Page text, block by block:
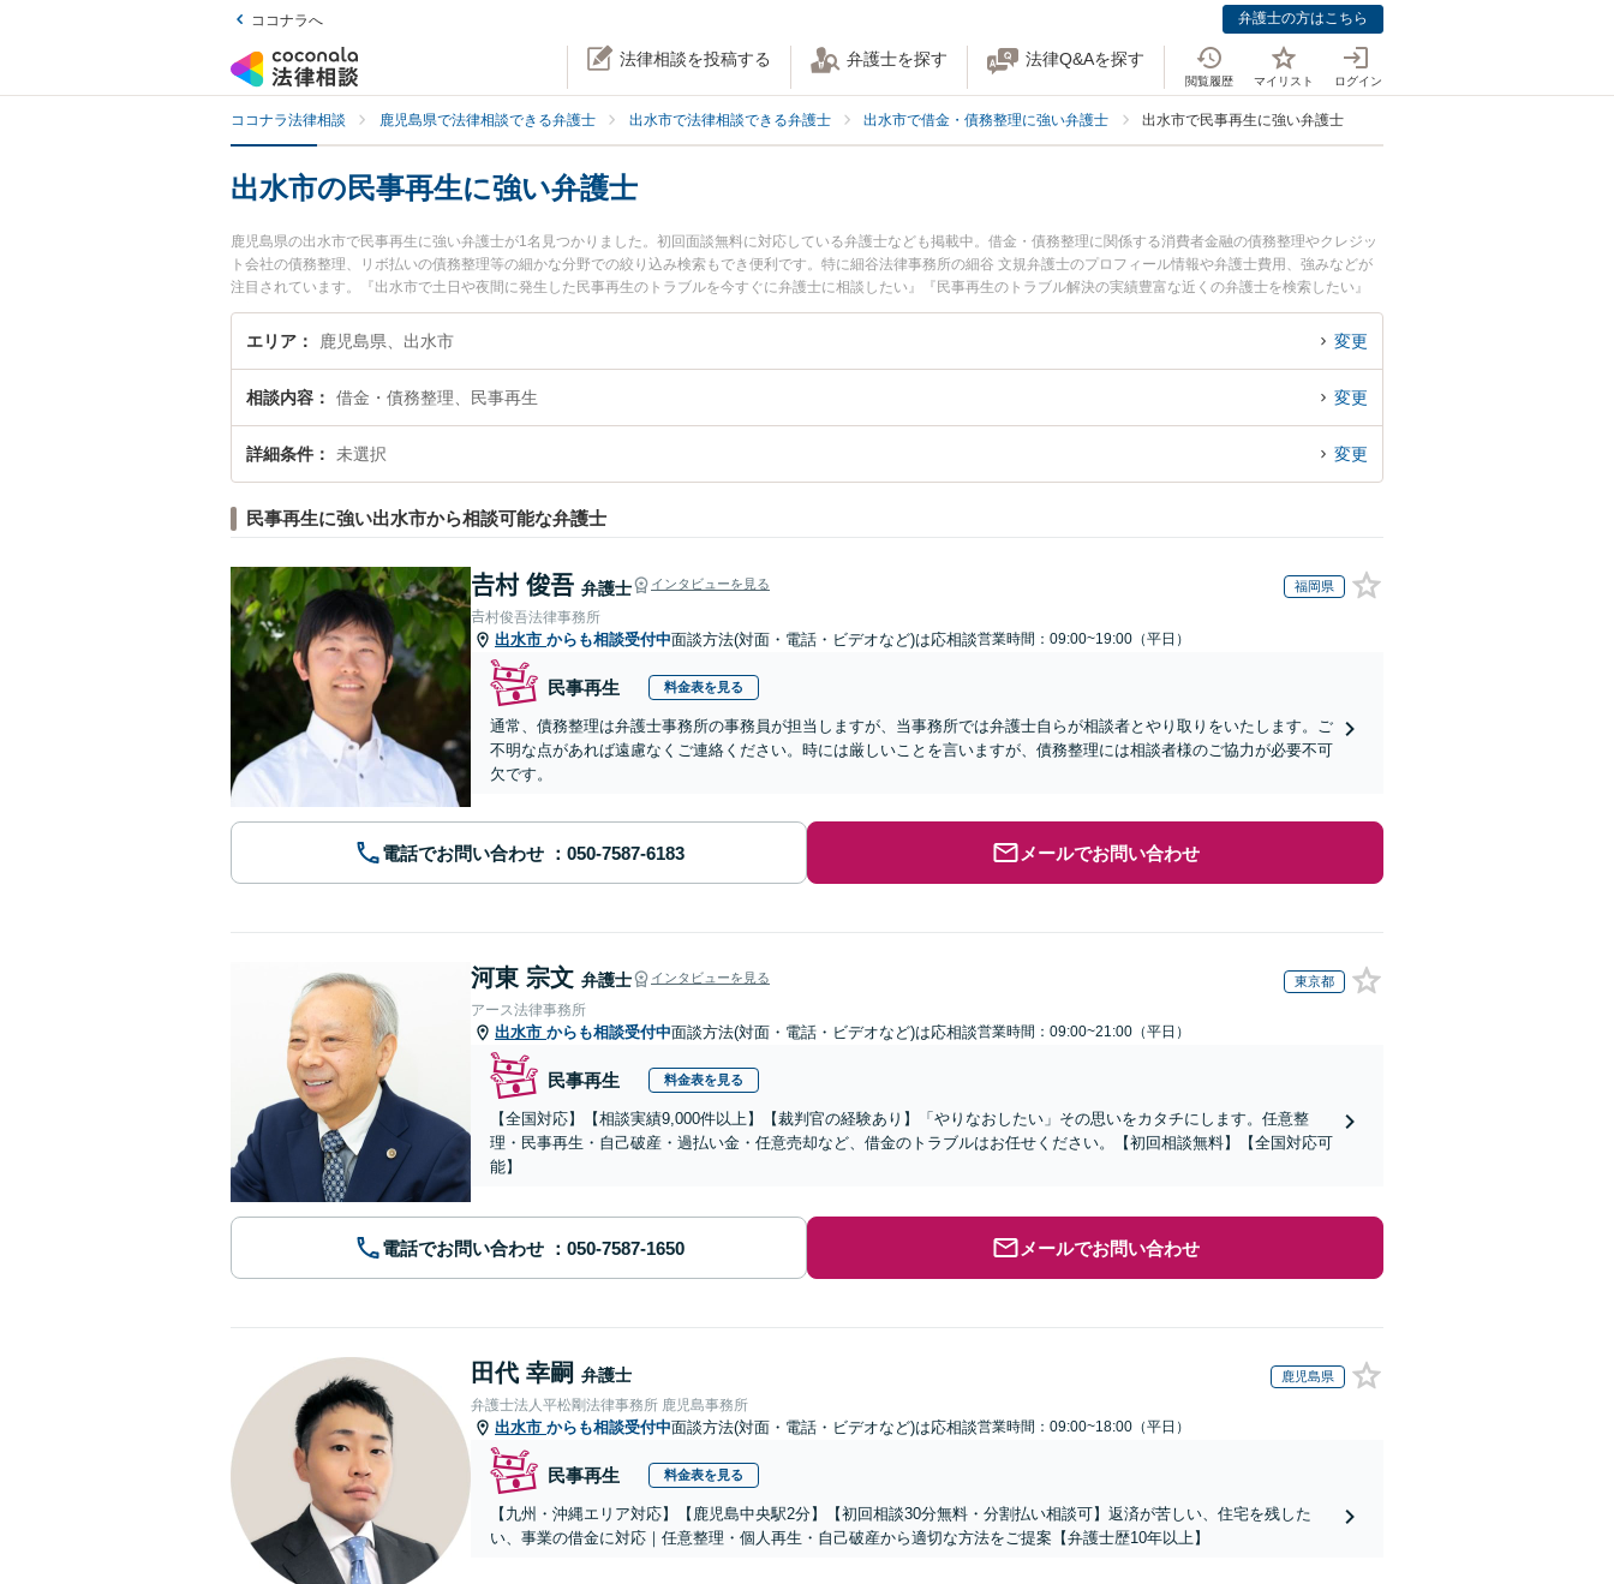
ココナラへ 弁護士の方はこちら
法律相談を投稿する 弁護士を探す 法律Q&Aを探す
閲覧履歴 マイリスト ログイン
ココナラ法律相談 鹿児島県で法律相談できる弁護士 出水市で法律相談できる弁護士 出水市で借金・債務整理に強い弁護士 出水市で民事再生に強い弁護士
出水市の民事再生に強い弁護士
鹿児島県の出水市で民事再生に強い弁護士が1名見つかりました。初回面談無料に対応している弁護士なども掲載中。借金・債務整理に関係する消費者金融の債務整理やクレジッ
ト会社の債務整理、リボ払いの債務整理等の細かな分野での絞り込み検索もでき便利です。特に細谷法律事務所の細谷 文規弁護士のプロフィール情報や弁護士費用、強みなどが
注目されています。『出水市で土日や夜間に発生した民事再生のトラブルを今すぐに弁護士に相談したい』『民事再生のトラブル解決の実績豊富な近くの弁護士を検索したい』
『初回相談無料で民事再生を法律相談できる出水市内の弁護士に相談予約したい』などでお困りの相談者さんにおすすめです。
エリア 鹿児島県、出水市 変更
相談内容 借金・債務整理、民事再生 変更
詳細条件 未選択 変更
民事再生に強い出水市から相談可能な弁護士
𠮷村 俊吾 弁護士 インタビューを見る 福岡県
𠮷村俊吾法律事務所
出水市 からも相談受付中面談方法(対面・電話・ビデオなど)は応相談営業時間：09:00~19:00（平日）
民事再生 料金表を見る
通常、債務整理は弁護士事務所の事務員が担当しますが、当事務所では弁護士自らが相談者とやり取りをいたします。ご
不明な点があれば遠慮なくご連絡ください。時には厳しいことを言いますが、債務整理には相談者様のご協力が必要不可
欠です。
電話でお問い合わせ メールでお問い合わせ
河東 宗文 弁護士 インタビューを見る 東京都
アース法律事務所
出水市 からも相談受付中面談方法(対面・電話・ビデオなど)は応相談営業時間：09:00~21:00（平日）
民事再生 料金表を見る
【全国対応】【相談実績9,000件以上】【裁判官の経験あり】「やりなおしたい」その思いをカタチにします。任意整
理・民事再生・自己破産・過払い金・任意売却など、借金のトラブルはお任せください。【初回相談無料】【全国対応可
能】
電話でお問い合わせ メールでお問い合わせ
田代 幸嗣 弁護士 鹿児島県
弁護士法人平松剛法律事務所 鹿児島事務所
出水市 からも相談受付中面談方法(対面・電話・ビデオなど)は応相談営業時間：09:00~18:00（平日）
民事再生 料金表を見る
【九州・沖縄エリア対応】【鹿児島中央駅2分】【初回相談30分無料・分割払い相談可】返済が苦しい、住宅を残した
い、事業の借金に対応｜任意整理・個人再生・自己破産から適切な方法をご提案【弁護士歴10年以上】